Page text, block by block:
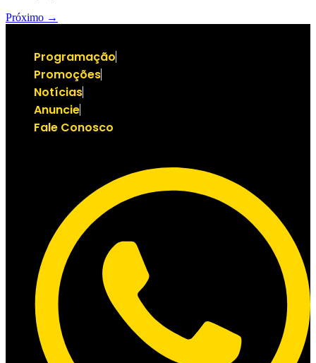
Próximo →
Programação
Promoções
Notícias
Anuncie
Fale Conosco